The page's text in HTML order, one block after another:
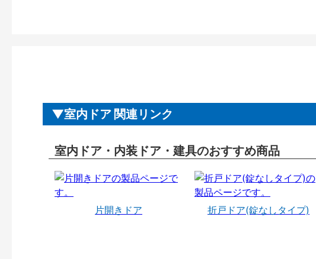
室内ドア 関連リンク
室内ドア・内装ドア・建具のおすすめ商品
片開きドア 折戸ドア(錠なしタイプ)